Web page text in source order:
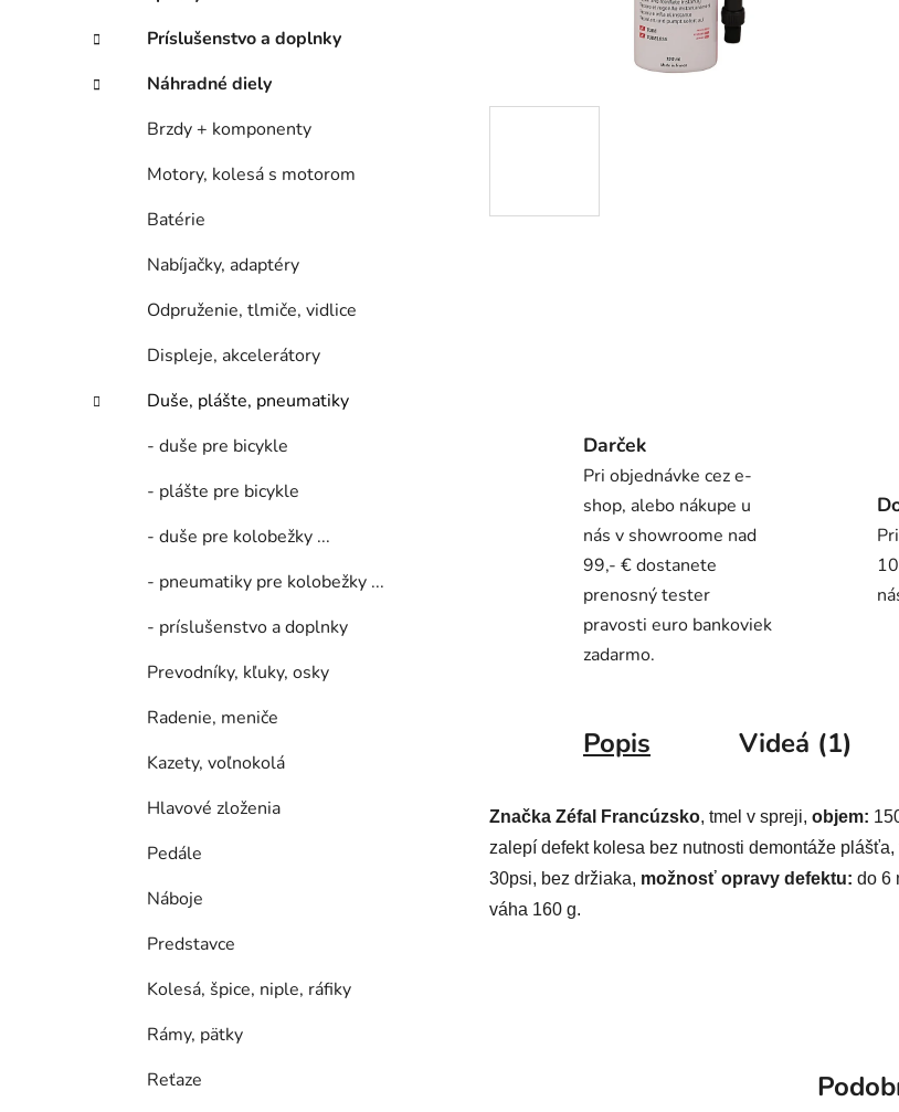
l
Príslušenstvo a doplnky
Náhradné diely
Brzdy + komponenty
Motory, kolesá s motorom
Batérie
Nabíjačky, adaptéry
Odpruženie, tlmiče, vidlice
Displeje, akcelerátory
Duše, plášte, pneumatiky
- duše pre bicykle
- plášte pre bicykle
- duše pre kolobežky ...
- pneumatiky pre kolobežky ...
- príslušenstvo a doplnky
Prevodníky, kľuky, osky
Radenie, meniče
Kazety, voľnokolá
Hlavové zloženia
Pedále
Náboje
Predstavce
Kolesá, špice, niple, ráfiky
Rámy, pätky
Reťaze
Darček
Pri objednávke cez e-
shop, alebo nákupe u
nás v showroome nad
99,- € dostanete
prenosný tester
pravosti euro bankoviek
zadarmo.
Popis Videá (1)
Značka Zéfal Francúzsko, tmel v spreji, objem:
zalepí defekt kolesa bez nutnosti demontáže plášťa,
30psi, bez držiaka, možnosť opravy defektu: do 6
váha 160 g.